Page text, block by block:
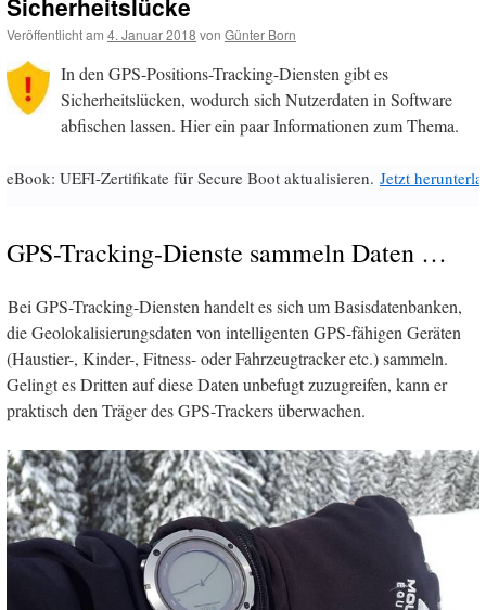
Sicherheitslücke
Veröffentlicht am 4. Januar 2018 von Günter Born
In den GPS-Positions-Tracking-Diensten gibt es
Sicherheitslücken, wodurch sich Nutzerdaten in Software
abfischen lassen. Hier ein paar Informationen zum Thema.
eBook: UEFI-Zertifikate für Secure Boot aktualisieren. Jetzt
GPS-Tracking-Dienste sammeln Daten …
Bei GPS-Tracking-Diensten handelt es sich um Basisdatenbanken,
die Geolokalisierungsdaten von intelligenten GPS-fähigen Geräten
(Haustier-, Kinder-, Fitness- oder Fahrzeugtracker etc.) sammeln.
Gelingt es Dritten auf diese Daten unbefugt zuzugreifen, kann er
praktisch den Träger des GPS-Trackers überwachen.